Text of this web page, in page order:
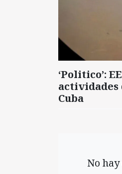
‘Politico’:
actividades
Cuba
No